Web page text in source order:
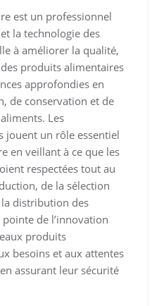
est un professionnel
la technologie des
à améliorer la qualité,
produits alimentaires
approfondies en
de conservation et de
Les
jouent un rôle essentiel
en veillant à ce que les
respectées tout au
de la sélection
distribution des
de l’innovation
produits
besoins et aux attentes
assurant leur sécurité